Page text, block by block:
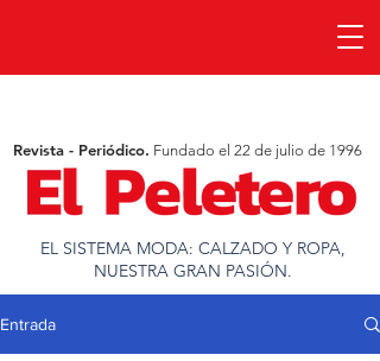
EL SISTEMA MODA: CALZADO Y ROPA,
NUESTRA GRAN PASIÓN.
Revista - Periódico. Fundado el 22 de julio de 1996
Entrada